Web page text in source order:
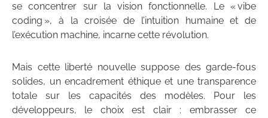
se concentrer sur la vision fonctionnelle. Le « vibe
coding », à la croisée de l’intuition humaine et de
l’exécution machine, incarne cette révolution.
Mais cette liberté nouvelle suppose des garde-fous
solides, un encadrement éthique et une transparence
totale sur les capacités des modèles. Pour les
développeurs, le choix est clair : embrasser ce